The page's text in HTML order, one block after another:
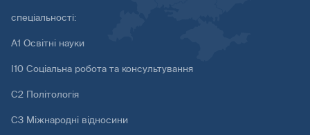
спеціальності:
А1 Освітні науки
І10 Соціальна робота та консультування
С2 Політологія
С3 Міжнародні відносини